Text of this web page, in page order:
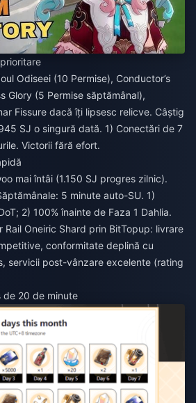
Odiseei (10 Permise), Conductor’s
Glory (5 Permise săptămânal),
Fissure dacă îți lipsesc relicve. Câștig
SJ o singură dată. 1) Conectări de 7
Victorii fără efort.
mai întâi (1.150 SJ progres zilnic).
5 minute auto-SU. 1)
2) 100% înainte de Faza 1 Dahlia.
Rail Oneiric Shard prin BitTopup: livrare
conformitate deplină cu
servicii post-vânzare excelente (rating
de 20 de minute